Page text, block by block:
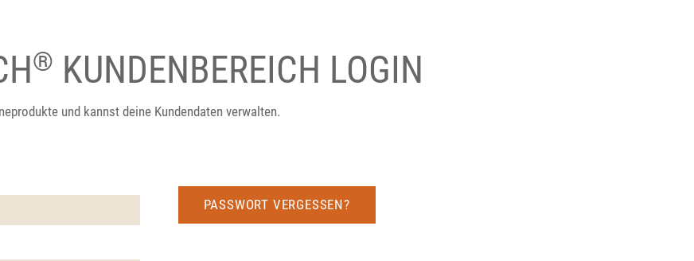
® KUNDENBEREICH LOGIN
und kannst deine Kundendaten verwalten.
PASSWORT VERGESSEN?